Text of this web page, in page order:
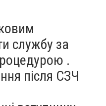
службу за
.
після СЗЧ